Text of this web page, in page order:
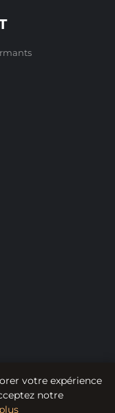
votre expérience
notre